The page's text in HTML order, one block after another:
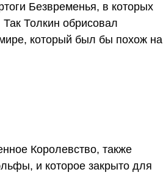
Безвременья, в которых
Толкин обрисовал
который был бы похож на
Королевство, также
и которое закрыто для